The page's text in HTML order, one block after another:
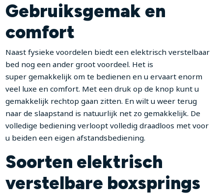
Gebruiksgemak en
comfort
Naast fysieke voordelen biedt een elektrisch verstelbaar
bed nog een ander groot voordeel. Het is
super gemakkelijk om te bedienen en u ervaart enorm
veel luxe en comfort. Met een druk op de knop kunt u
gemakkelijk rechtop gaan zitten. En wilt u weer terug
naar de slaapstand is natuurlijk net zo gemakkelijk. De
volledige bediening verloopt volledig draadloos met voor
u beiden een eigen afstandsbediening.
Soorten elektrisch
verstelbare boxsprings